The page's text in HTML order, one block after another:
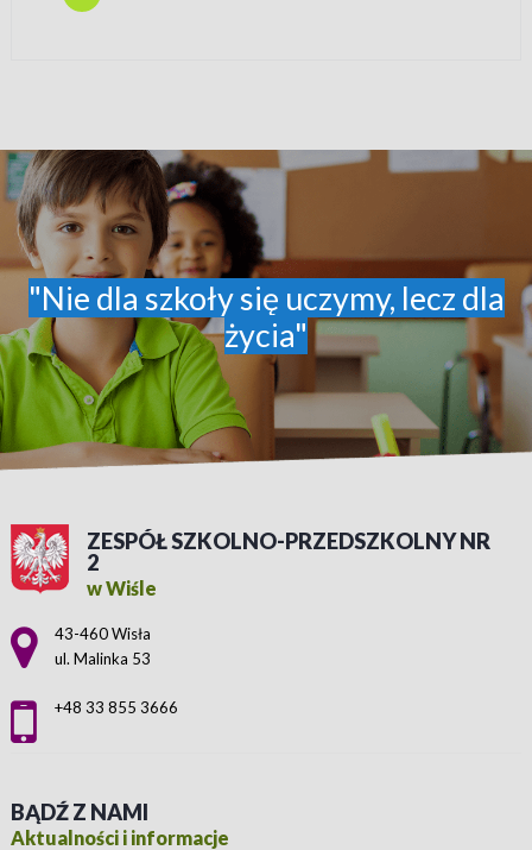
"Nie dla szkoły się uczymy, lecz dla
życia"
ZESPÓŁ SZKOLNO-PRZEDSZKOLNY NR
2
w Wiśle
Adres pocztowy:
43-460 Wisła
ul. Malinka 53
+48 33 855 3666
BĄDŹ Z NAMI
Aktualności i informacje